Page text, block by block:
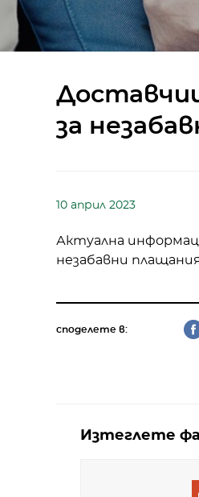
за
10 април 2023
Актуална
незабавни
споделете в:
Изтеглете